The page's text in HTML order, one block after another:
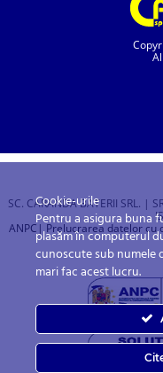
SC. CARANDA BATERII SRL. |
ANPC | Prelucrarea datelor cu
Cookie-urile
Pentru a asigura buna
plasăm în computerul
cunoscute sub numele
mari fac acest lucru.